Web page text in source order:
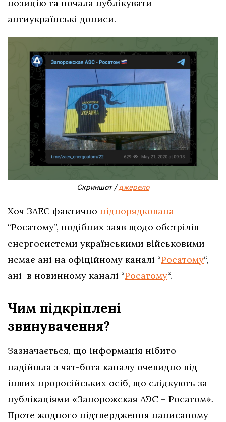
позицію та почала публікувати
антиукраїнські дописи.
Скриншот /джерело
Хоч ЗАЕС фактично підпорядкована
“Росатому”, подібних заяв щодо обстрілів
енергосистеми українськими військовими
немає ані на офіційному каналі “Росатому“,
ані в новинному каналі “Росатому“.
Чим підкріплені
звинувачення?
Зазначається, що інформація нібито
надійшла з чат-бота каналу очевидно від
інших проросійських осіб, що слідкують за
публікаціями «Запорожская АЭС – Росатом».
Проте жодного підтвердження написаному